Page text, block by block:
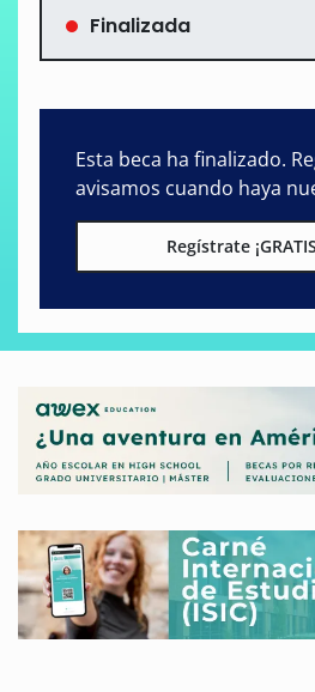
Finalizada
Esta beca ha finalizado.
avisamos cuando haya
Regístrate